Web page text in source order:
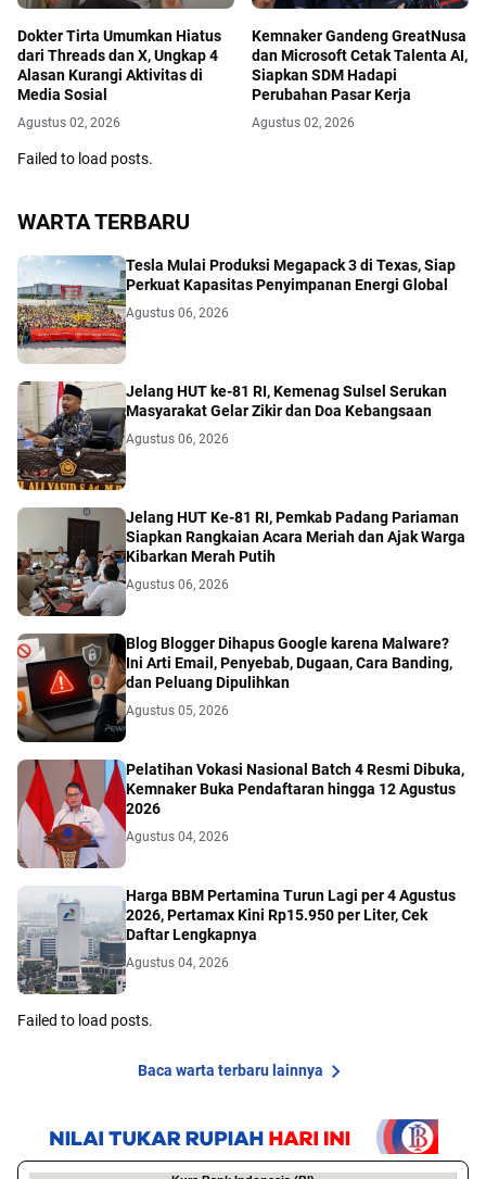
Dokter Tirta Umumkan Hiatus
dari Threads dan X, Ungkap 4
Alasan Kurangi Aktivitas di
Media Sosial
Agustus 02, 2026
Kemnaker Gandeng GreatNusa
dan Microsoft Cetak Talenta AI,
Siapkan SDM Hadapi
Perubahan Pasar Kerja
Agustus 02, 2026
Failed to load posts.
WARTA TERBARU
Tesla Mulai Produksi Megapack 3 di Texas, Siap
Perkuat Kapasitas Penyimpanan Energi Global
Agustus 06, 2026
Jelang HUT ke-81 RI, Kemenag Sulsel Serukan
Masyarakat Gelar Zikir dan Doa Kebangsaan
Agustus 06, 2026
Jelang HUT Ke-81 RI, Pemkab Padang Pariaman
Siapkan Rangkaian Acara Meriah dan Ajak Warga
Kibarkan Merah Putih
Agustus 06, 2026
Blog Blogger Dihapus Google karena Malware?
Ini Arti Email, Penyebab, Dugaan, Cara Banding,
dan Peluang Dipulihkan
Agustus 05, 2026
Pelatihan Vokasi Nasional Batch 4 Resmi Dibuka,
Kemnaker Buka Pendaftaran hingga 12 Agustus
2026
Agustus 04, 2026
Harga BBM Pertamina Turun Lagi per 4 Agustus
2026, Pertamax Kini Rp15.950 per Liter, Cek
Daftar Lengkapnya
Agustus 04, 2026
Failed to load posts.
Baca warta terbaru lainnya